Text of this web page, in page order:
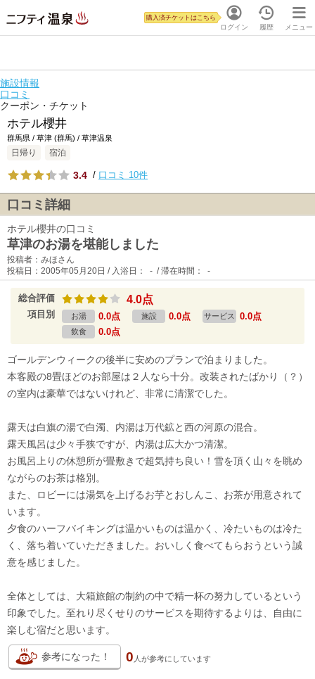
ログイン
購入済チケットはこちら
履歴 メニュー
施設情報
口コミ
クーポン・チケット
ホテル櫻井
群馬県 / 草津 (群馬) / 草津温泉
日帰り 宿泊
3.4 / 口コミ 10件
口コミ詳細
ホテル櫻井の口コミ
草津のお湯を堪能しました
投稿者：みほさん
投稿日：2005年05月20日 / 入浴日： - / 滞在時間： -
総合評価 4.0点
項目別 お湯 0.0点 施設 0.0点 サービス 0.0点
飲食 0.0点
ゴールデンウィークの後半に安めのプランで泊まりました。
本客殿の8畳ほどのお部屋は２人なら十分。改装されたばかり（？）
の室内は豪華ではないけれど、非常に清潔でした。
露天は白旗の湯で白濁、内湯は万代鉱と西の河原の混合。
露天風呂は少々手狭ですが、内湯は広大かつ清潔。
お風呂上りの休憩所が畳敷きで超気持ち良い！雪を頂く山々を眺め
ながらのお茶は格別。
また、ロビーには湯気を上げるお芋とおしんこ、お茶が用意されて
います。
夕食のハーフバイキングは温かいものは温かく、冷たいものは冷た
く、落ち着いていただきました。おいしく食べてもらおうという誠
意を感じました。
全体としては、大箱旅館の制約の中で精一杯の努力しているという
印象でした。至れり尽くせりのサービスを期待するよりは、自由に
楽しむ宿だと思います。
参考になった！ 0 人が参考にしています